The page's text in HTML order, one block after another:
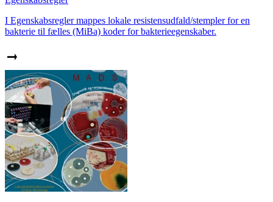
I Egenskabsregler mappes lokale resistensudfald/stempler for en
bakterie til fælles (MiBa) koder for bakterieegenskaber.